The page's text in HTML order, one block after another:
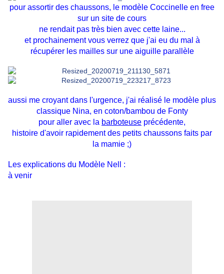
pour assortir des chaussons, le modèle Coccinelle en free
sur un site de cours
ne rendait pas très bien avec cette laine...
et prochainement vous verrez que j'ai eu du mal à
récupérer les mailles sur une aiguille parallèle
aussi me croyant dans l'urgence, j'ai réalisé le modèle plus
classique Nina, en coton/bambou de Fonty
pour aller avec la barboteuse précédente,
histoire d'avoir rapidement des petits chaussons faits par
la mamie ;)
Les explications du Modèle Nell :
à venir